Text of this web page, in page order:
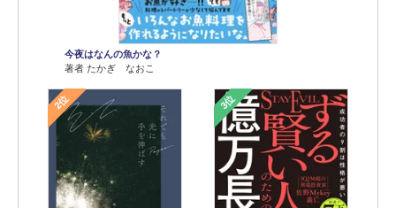
今夜はなんの魚かな？
著者 たかぎ なおこ
2位 3位